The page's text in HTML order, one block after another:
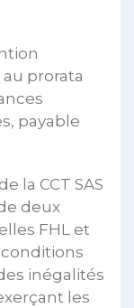
prorata
payable
la CCT SAS
deux
FHL et
conditions
inégalités
les